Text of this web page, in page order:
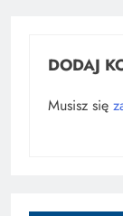
DODAJ
Musisz się